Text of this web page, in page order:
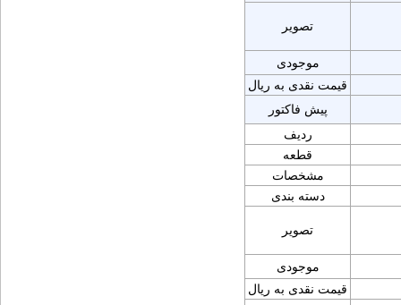
تصویر
موجودی
قیمت نقدی به ریال
پیش فاکتور
ردیف
قطعه
مشخصات
دسته بندی
تصویر
موجودی
قیمت نقدی به ریال